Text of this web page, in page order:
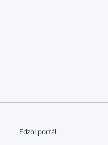
Edzői portál